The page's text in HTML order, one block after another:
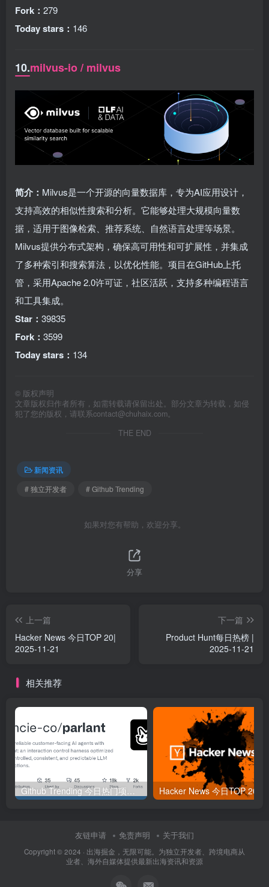
Fork： 279
Today stars： 146
10.milvus-io / milvus
简介： Milvus是一个开源的向量数据库，专为AI应用设计，
支持高效的相似性搜索和分析。它能够处理大规模向量数
据，适用于图像检索、推荐系统、自然语言处理等场景。
Milvus提供分布式架构，确保高可用性和可扩展性，并集成
了多种索引和搜索算法，以优化性能。项目在GitHub上托
管，采用Apache 2.0许可证，社区活跃，支持多种编程语言
和工具集成。
Star： 39835
Fork： 3599
Today stars： 134
© 版权声明
文章版权归作者所有，如需转载请保留出处。部分文章为转载，如侵
犯了您的版权，请联系contact@chuhaix.com。
THE END
新闻资讯
# 独立开发者
# Github Trending
如果对您有帮助，欢迎分享。
分享
上一篇
Hacker News 今日TOP 20|
2025-11-21
下一篇
Product Hunt每日热榜 |
2025-11-21
相关推荐
Github Trending 今日热门项目 | 2025-09-06
友链申请 免责声明 关于我们
Copyright © 2024 · 出海掘金，无限可能。为独立开发者、跨境电商从
业者、海外自媒体提供最新出海资讯和资源